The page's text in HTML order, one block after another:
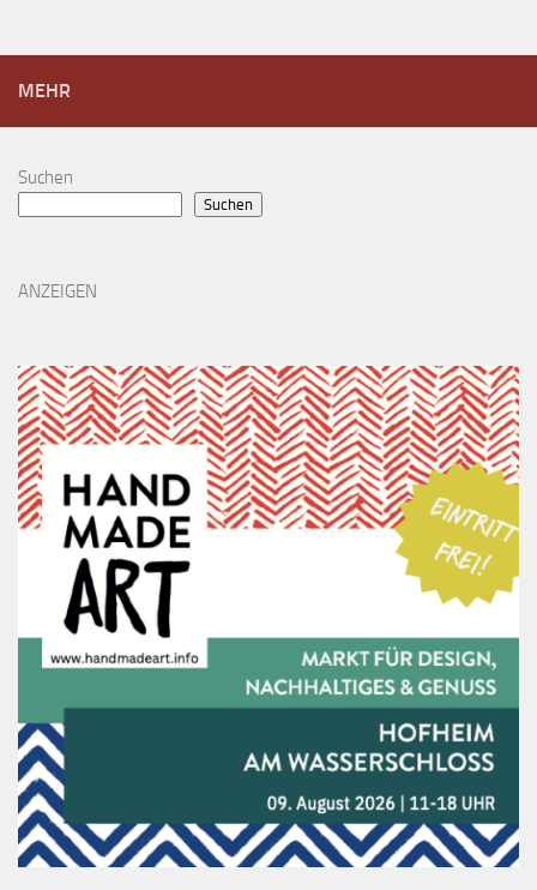
MEHR
Suchen
Suchen
ANZEIGEN